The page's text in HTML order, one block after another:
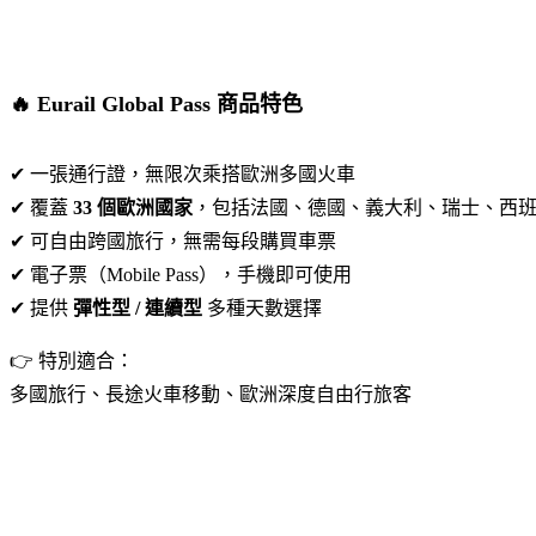
🔥 Eurail Global Pass 商品特色
✔ 一張通行證，無限次乘搭歐洲多國火車
✔ 覆蓋 33 個歐洲國家 ，包括法國、德國、義大利、瑞士、西
✔ 可自由跨國旅行，無需每段購買車票
✔ 電子票（Mobile Pass），手機即可使用
✔ 提供 彈性型 / 連續型 多種天數選擇
👉 特別適合：
多國旅行、長途火車移動、歐洲深度自由行旅客